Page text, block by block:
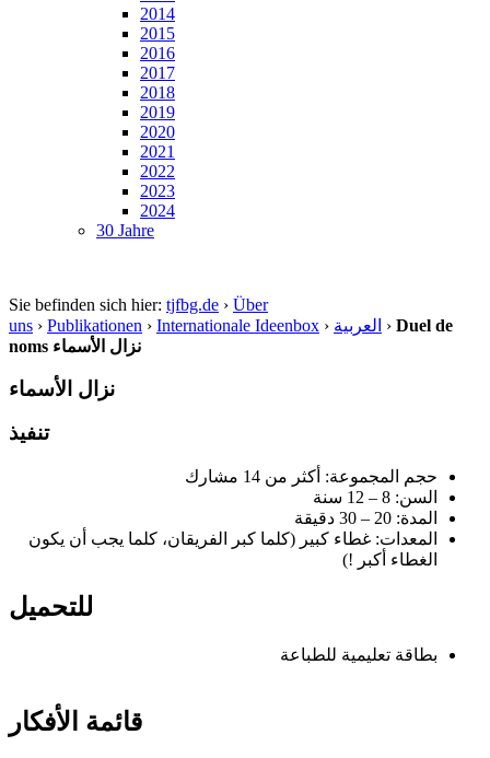
2014
2015
2016
2017
2018
2019
2020
2021
2022
2023
2024
30 Jahre
Sie befinden sich hier: tjfbg.de › Über
uns › Publikationen › Internationale Ideenbox › العربية › Duel de
noms نزال الأسماء
نزال الأسماء
تنفيذ
حجم المجموعة: أكثر من 14 مشارك
السن: 8 – 12 سنة
المدة: 20 – 30 دقيقة
المعدات: غطاء كبير (كلما كبر الفريقان، كلما يجب أن يكون
الغطاء أكبر !)
للتحميل
بطاقة تعليمية للطباعة
قائمة الأفكار